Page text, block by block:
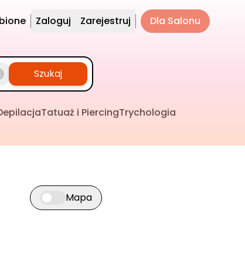
Zaloguj Zarejestruj Dla Salonu
Szukaj
Tatuaż i PiercingTrychologia
Przełącz widok mapy
Mapa